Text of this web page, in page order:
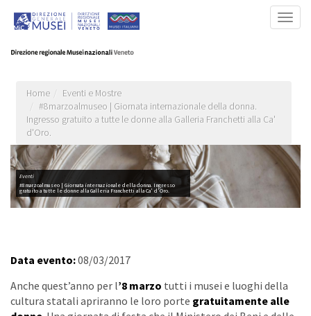
principale
Home
Eventi e Mostre
#8marzoalmuseo | Giornata internazionale della donna.
Ingresso gratuito a tutte le donne alla Galleria Franchetti alla Ca'
d'Oro.
Eventi
#8marzoalmuseo | Giornata internazionale della donna. Ingresso
gratuito a tutte le donne alla Galleria Franchetti alla Ca' d'Oro.
Data evento:08/03/2017
Anche quest’anno per l’8 marzo tutti i musei e luoghi della
cultura statali apriranno le loro porte gratuitamente alle